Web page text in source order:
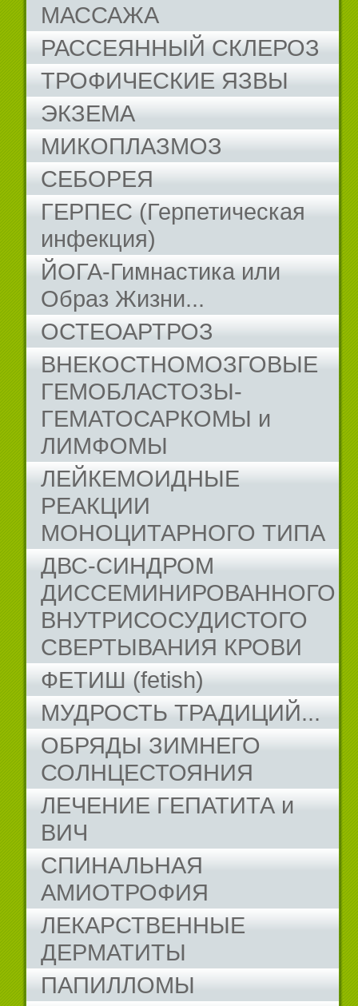
МАССАЖА
РАССЕЯННЫЙ СКЛЕРОЗ
ТРОФИЧЕСКИЕ ЯЗВЫ
ЭКЗЕМА
МИКОПЛАЗМОЗ
СЕБОРЕЯ
ГЕРПЕС (Герпетическая
инфекция)
ЙОГА-Гимнастика или
Образ Жизни...
ОСТЕОАРТРОЗ
ВНЕКОСТНОМОЗГОВЫЕ
ГЕМОБЛАСТОЗЫ-
ГЕМАТОСАРКОМЫ и
ЛИМФОМЫ
ЛЕЙКЕМОИДНЫЕ
РЕАКЦИИ
МОНОЦИТАРНОГО ТИПА
ДВС-СИНДРОМ
ДИССЕМИНИРОВАННОГО
ВНУТРИСОСУДИСТОГО
СВЕРТЫВАНИЯ КРОВИ
ФЕТИШ (fetish)
МУДРОСТЬ ТРАДИЦИЙ...
ОБРЯДЫ ЗИМНЕГО
СОЛНЦЕСТОЯНИЯ
ЛЕЧЕНИЕ ГЕПАТИТА и
ВИЧ
СПИНАЛЬНАЯ
АМИОТРОФИЯ
ЛЕКАРСТВЕННЫЕ
ДЕРМАТИТЫ
ПАПИЛЛОМЫ